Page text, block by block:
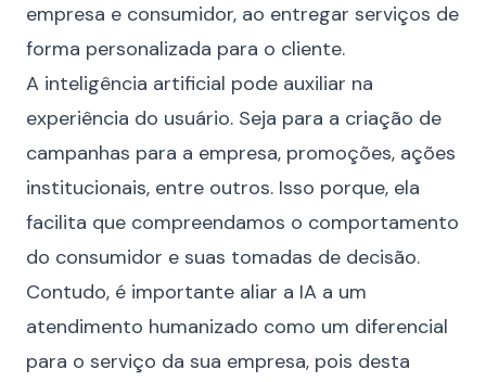
empresa e consumidor, ao entregar serviços de
forma personalizada para o cliente.
A inteligência artificial pode auxiliar na
experiência do usuário. Seja para a criação de
campanhas para a empresa, promoções, ações
institucionais, entre outros. Isso porque, ela
facilita que compreendamos o comportamento
do consumidor e suas tomadas de decisão.
Contudo, é importante aliar a IA a um
atendimento humanizado como um diferencial
para o serviço da sua empresa, pois desta